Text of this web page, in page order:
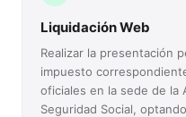
Liquidación Web
Realizar la presentación
impuesto
oficiales en la sede de la
Seguridad Social,